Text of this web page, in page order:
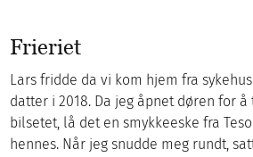
Frieriet
Lars fridde da vi kom hjem fra
datter i 2018. Da jeg åpnet døren for
bilsetet, lå det en smykkeeske fra
hennes. Når jeg snudde meg rundt,